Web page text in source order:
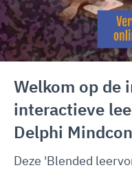
Welkom op de
interactieve
Delphi
Deze 'Blended